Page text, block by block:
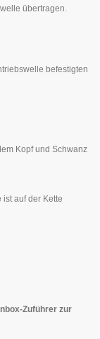
übertragen.
befestigten
Kopf und Schwanz
auf der Kette
Zuführer zur